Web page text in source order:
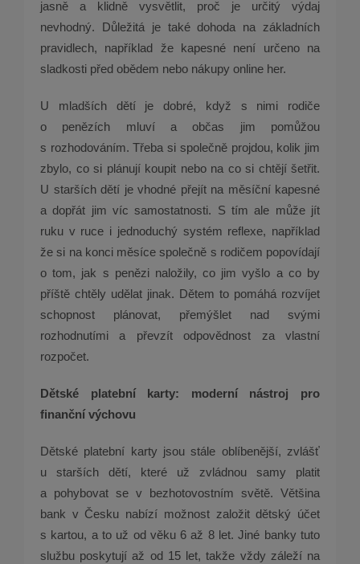
jasně a klidně vysvětlit, proč je určitý výdaj
nevhodný. Důležitá je také dohoda na základních
pravidlech, například že kapesné není určeno na
sladkosti před obědem nebo nákupy online her.
U mladších dětí je dobré, když s nimi rodiče
o penězích mluví a občas jim pomůžou
s rozhodováním. Třeba si společně projdou, kolik jim
zbylo, co si plánují koupit nebo na co si chtějí šetřit.
U starších dětí je vhodné přejít na měsíční kapesné
a dopřát jim víc samostatnosti. S tím ale může jít
ruku v ruce i jednoduchý systém reflexe, například
že si na konci měsíce společně s rodičem popovídají
o tom, jak s penězi naložily, co jim vyšlo a co by
příště chtěly udělat jinak. Dětem to pomáhá rozvíjet
schopnost plánovat, přemýšlet nad svými
rozhodnutími a převzít odpovědnost za vlastní
rozpočet.
Dětské platební karty: moderní nástroj pro
finanční výchovu
Dětské platební karty jsou stále oblíbenější, zvlášť
u starších dětí, které už zvládnou samy platit
a pohybovat se v bezhotovostním světě. Většina
bank v Česku nabízí možnost založit dětský účet
s kartou, a to už od věku 6 až 8 let. Jiné banky tuto
službu poskytují až od 15 let, takže vždy záleží na